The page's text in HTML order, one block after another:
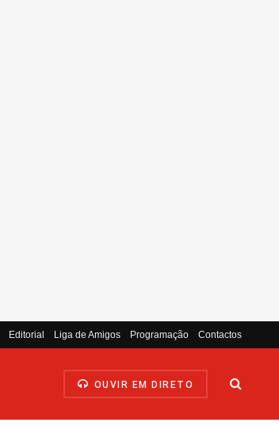
Editorial Liga de Amigos Programação Contactos
OUVIR EM DIRETO